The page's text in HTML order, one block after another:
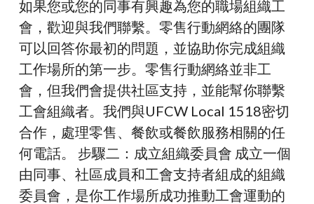
如果您或您的同事有興趣為您的職場組織工
會，歡迎與我們聯繫。零售行動網絡的團隊
可以回答你最初的問題，並協助你完成組織
工作場所的第一步。零售行動網絡並非工
會，但我們會提供社區支持，並能幫你聯繫
工會組織者。我們與UFCW Local 1518密切
合作，處理零售、餐飲或餐飲服務相關的任
何電話。 步驟二：成立組織委員會 成立一個
由同事、社區成員和工會支持者組成的組織
委員會，是你工作場所成功推動工會運動的